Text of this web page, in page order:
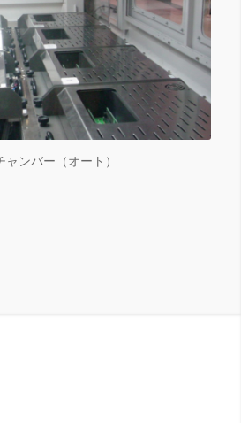
ャンバー（オート）